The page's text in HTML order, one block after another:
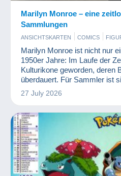
Marilyn Monroe – eine
Sammlungen
ANSICHTSKARTEN COMICS
MÜNZEN UND BANKNOTEN
Marilyn Monroe ist nicht nur
1950er Jahre: Im Laufe der
Kulturikone geworden, deren
überdauert. Für Sammler ist
Schauspielerin: Sie verkörpert
Ästhetik und eine ganze
27 July 2026